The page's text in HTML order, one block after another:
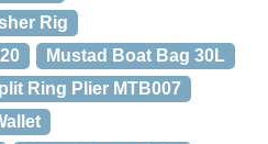
Rig
Mustad Boat Bag 30L
Ring Plier MTB007